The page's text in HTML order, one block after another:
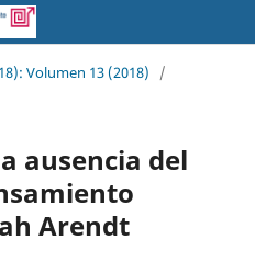
Volumen 13 (2018)
/
ausencia del
Arendt